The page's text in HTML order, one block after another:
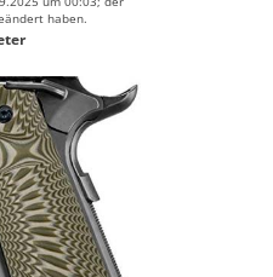
haben.